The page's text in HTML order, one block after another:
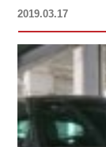
投
2019.03.17